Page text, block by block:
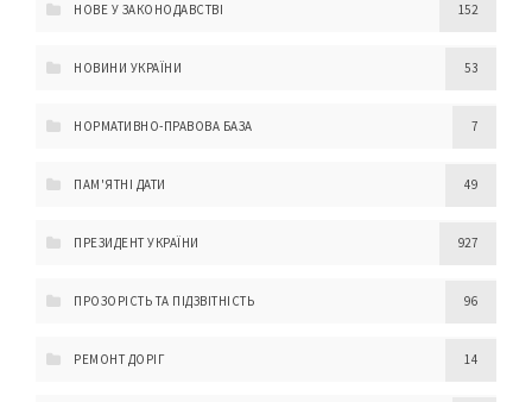
НОВЕ У ЗАКОНОДАВСТВІ 152
НОВИНИ УКРАЇНИ 53
НОРМАТИВНО-ПРАВОВА БАЗА 7
ПАМ'ЯТНІ ДАТИ 49
ПРЕЗИДЕНТ УКРАЇНИ 927
ПРОЗОРІСТЬ ТА ПІДЗВІТНІСТЬ 96
РЕМОНТ ДОРІГ 14